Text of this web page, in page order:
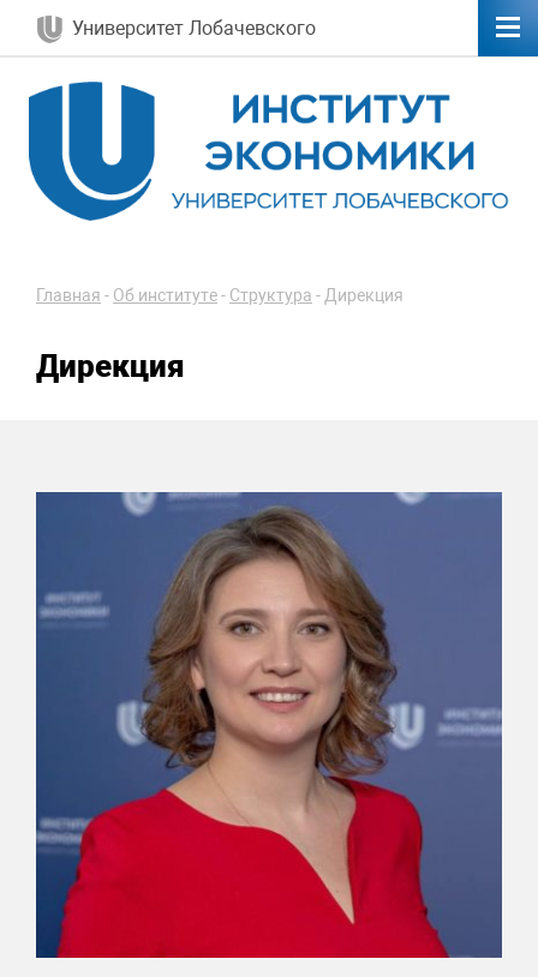
Университет Лобачевского
Главная - Об институте- Структура -Дирекция
Дирекция